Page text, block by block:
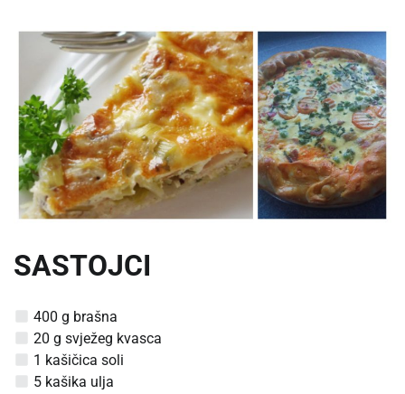
SASTOJCI
400 g brašna
20 g svježeg kvasca
1 kašičica soli
5 kašika ulja